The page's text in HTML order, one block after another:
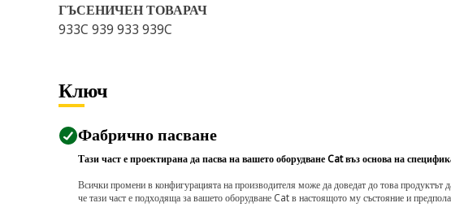
ГЪСЕНИЧЕН ТОВАРАЧ
933C 939 933 939C
Ключ
Фабрично пасване
Тази част е проектирана да пасва на вашето оборудване Cat въз основа на
Всички промени в конфигурацията на производителя може да доведат до това продуктът
че тази част е подходяща за вашето оборудване Cat в настоящото му състояние и